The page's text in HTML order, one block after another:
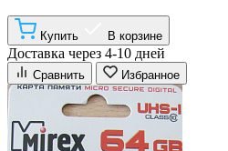
Купить В корзине
Доставка через 4-10 дней
Сравнить Избранное